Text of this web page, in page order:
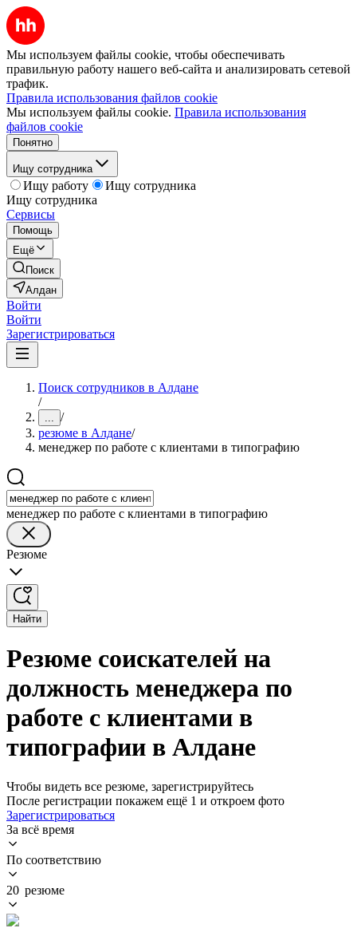
Мы используем файлы cookie, чтобы обеспечивать
правильную работу нашего веб-сайта и анализировать сетевой
трафик.
Правила использования файлов cookie
Мы используем файлы cookie. Правила использования
файлов cookie
Понятно
Ищу сотрудника
Ищу работу
Ищу сотрудника
Ищу сотрудника
Сервисы
Помощь
Ещё
Поиск
Алдан
Войти
Войти
Зарегистрироваться
Поиск сотрудников в Алдане
/
... /
резюме в Алдане/
менеджер по работе с клиентами в типографию
менеджер по работе с клиентами в типографию
Резюме
Найти
Резюме соискателей на
должность менеджера по
работе с клиентами в
типографии в Алдане
Чтобы видеть все резюме, зарегистрируйтесь
После регистрации покажем ещё 1 и откроем фото
Зарегистрироваться
За всё время
По соответствию
20 резюме